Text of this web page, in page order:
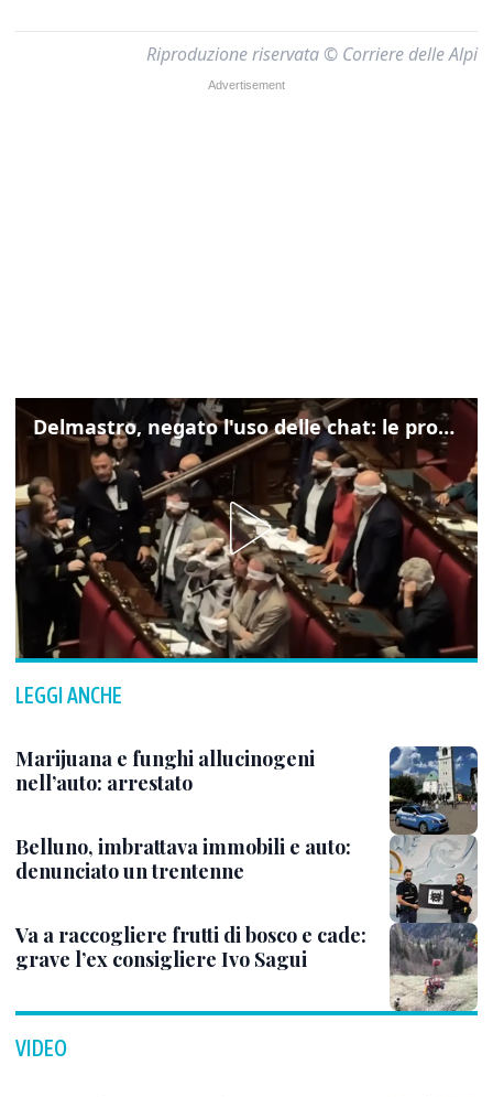
Riproduzione riservata © Corriere delle Alpi
Delmastro, negato l'uso delle chat: le proteste di Avs e M5s
LEGGI ANCHE
Marijuana e funghi allucinogeni
nell’auto: arrestato
Belluno, imbrattava immobili e auto:
denunciato un trentenne
Va a raccogliere frutti di bosco e cade:
grave l’ex consigliere Ivo Sagui
VIDEO